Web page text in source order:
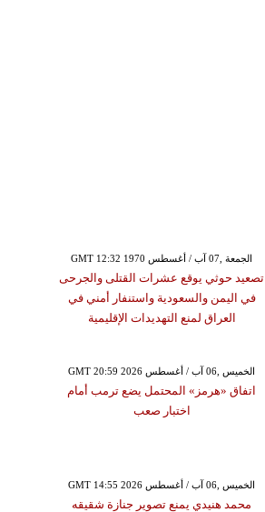
GMT 12:32 1970 الجمعة ,07 آب / أغسطس
تصعيد حوثي يوقع عشرات القتلى والجرحى
في اليمن والسعودية واستنفار أمني في
العراق لمنع التهديدات الإقليمية
GMT 20:59 2026 الخميس ,06 آب / أغسطس
اتفاق «هرمز» المحتمل يضع ترمب أمام
اختبار صعب
GMT 14:55 2026 الخميس ,06 آب / أغسطس
محمد هنيدي يمنع تصوير جنازة شقيقه